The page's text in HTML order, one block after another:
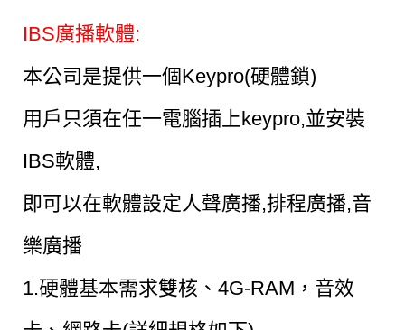
IBS廣播軟體:
本公司是提供一個Keypro(硬體鎖)
用戶只須在任一電腦插上keypro,並安裝
IBS軟體,
即可以在軟體設定人聲廣播,排程廣播,音
樂廣播
1.硬體基本需求雙核、4G-RAM，音效